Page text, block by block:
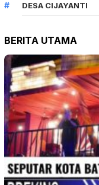
DESA CIJAYANTI
BERITA UTAMA